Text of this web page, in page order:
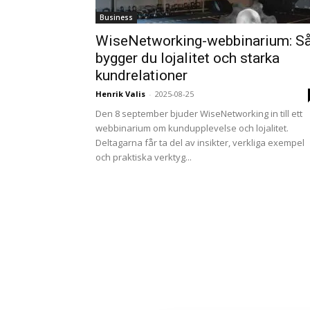
Business
WiseNetworking-webbinarium:
bygger du lojalitet och starka
kundrelationer
Henrik Valis - 2025-08-25
Den 8 september bjuder WiseNetworking in till ett
webbinarium om kundupplevelse och lojalitet.
Deltagarna får ta del av insikter, verkliga exempel
och praktiska verktyg...